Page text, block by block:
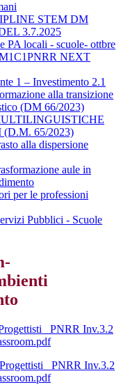
STEM DM
3.7.2025
PA locali - scuole- ottbre
NEXT
1 – Investimento 2.1
alla transizione
(DM 66/2023)
65/2023)
alla dispersione
aule in
per le professioni
Pubblici - Scuole
PNRR Inv.3.2
PNRR Inv.3.2